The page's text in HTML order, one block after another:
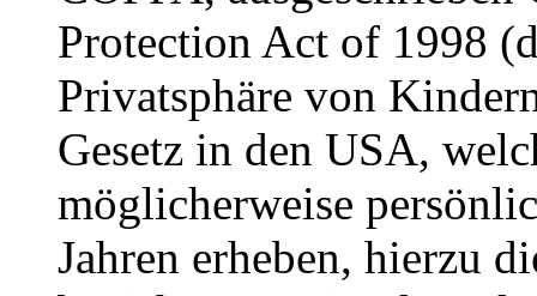
Protection Act of 1998
Privatsphäre von
Gesetz in den USA,
möglicherweise
Jahren erheben, hierzu